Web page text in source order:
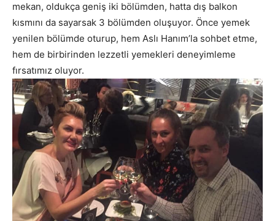
mekan, oldukça geniş iki bölümden, hatta dış balkon
kısmını da sayarsak 3 bölümden oluşuyor. Önce yemek
yenilen bölümde oturup, hem Aslı Hanım’la sohbet etme,
hem de birbirinden lezzetli yemekleri deneyimleme
fırsatımız oluyor.